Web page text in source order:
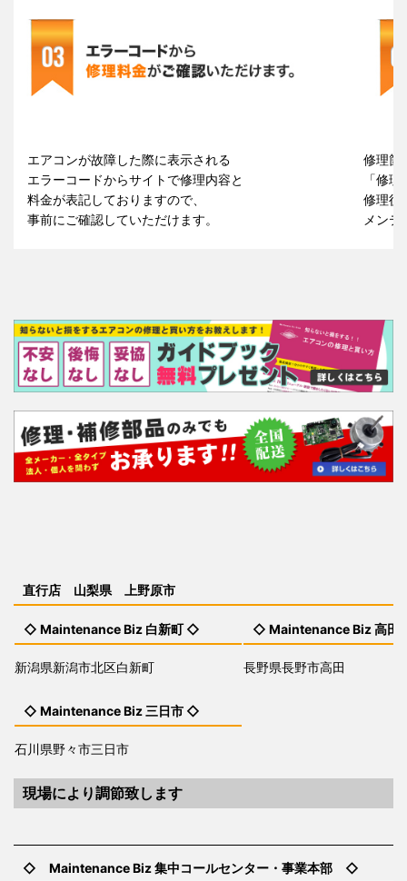
エアコンが故障した際に表示される
エラーコードからサイトで修理内容と
料金が表記しておりますので、
事前にご確認していただけます。
修理箇
「修
修理後
メンテ
直行店 山梨県 上野原市
◇ Maintenance Biz 白新町 ◇
新潟県新潟市北区白新町
◇ Maintenance Biz 高田
長野県長野市高田
◇ Maintenance Biz 三日市 ◇
石川県野々市三日市
現場により調節致します
◇ Maintenance Biz 集中コールセンター・事業本部 ◇